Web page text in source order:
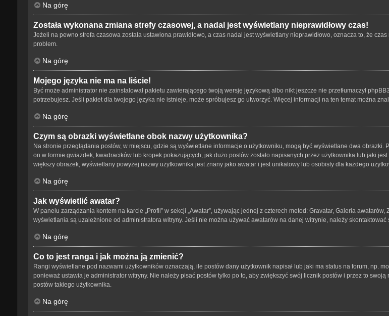
Na górę
Została wykonana zmiana strefy czasowej, a nadal jest wyświetlany nieprawidłowy czas!
Jeżeli na pewno strefa czasowa została ustawiona prawidłowo, a czas nadal jest wyświetlany nieprawidłowo, oznacza to, że
problem.
Na górę
Mojego języka nie ma na liście!
Być może administrator nie zainstalował pakietu zawierającego twoją wersję językową albo nikt jeszcze nie przetłumaczył
potrzebujesz. Jeśli pakiet dla twojego języka nie istnieje, może spróbujesz go utworzyć. Więcej informacji na ten temat można
Na górę
Czym są obrazki wyświetlane obok nazwy użytkownika?
Na stronie przeglądania postów, w miejscu, gdzie są wyświetlane informacje o użytkowniku, mogą być wyświetlane dwa
on w formie gwiazdek, kwadracików lub kropek pokazujących, jak dużo postów zostało napisanych przez użytkownika lub jaki
większy obrazek, wyświetlany powyżej nazwy użytkownika jest znany jako awatar i jest unikatowy lub osobisty dla każdego
Na górę
Jak wyświetlić awatar?
W panelu zarządzania kontem na karcie „Profil” w sekcji „Awatar”, używając jednej z czterech metod: Gravatar, Galeria
wyświetlania są uzależnione od administratora witryny. Jeśli nie można używać awatarów na danej witrynie, należy skontaktować
Na górę
Co to jest ranga i jak można ją zmienić?
Rangi wyświetlane pod nazwami użytkowników oznaczają, ile postów dany użytkownik napisał lub jaki ma status na forum, np.
ponieważ ustawia je administrator witryny. Nie należy pisać postów tylko po to, aby zwiększyć swój licznik postów i przez to
postów takiego użytkownika.
Na górę